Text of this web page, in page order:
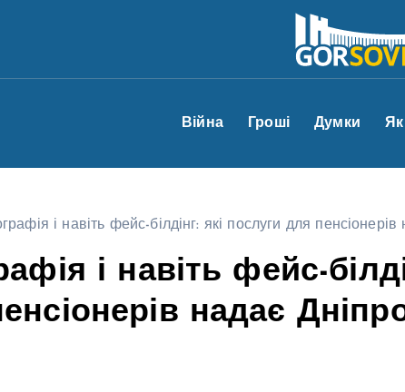
Війна Гроші Думки
і навіть фейс-білдінг: які послуги для
і навіть фейс-
надає